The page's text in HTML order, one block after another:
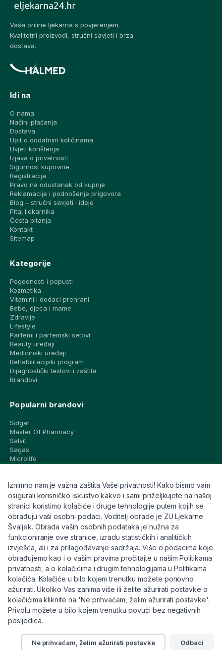
Vaša online ljekarna s povjerenjem.
Kvalitetni proizvodi, stručni savjeti i brza
dostava.
Idi na
O nama
Načini plaćanja
Dostava
Upit o dodatnim količinama
Uvjeti korištenja
Izjava o privatnosti
Sigurnost kupovine
Registracija
Pravo na odustanak od kupnje
Reklamacije i podnošenje prigovora
Blog – stručni savjeti i ideje
Pitaj ljekarnika
Česta pitanja
Kontakt
Sitemap
Kategorije
Pogodnosti i popusti
Kozmetika
Vitamini i dodaci prehrani
Bebe, djeca i mame
Zdravlje
Lifestyle
Parfemi i parfemski setovi
Beauty uređaji
Medicinski uređaji
Rehabilitacijski program
Dijagnostički testovi i zaštita
Brandovi
Popularni brandovi
Solgar
Master Of Pharmacy
Salvit
Sagas
Microlife
CeraVe
Eucerin
Avene
Bioderma
Svi brandovi
Info
Trebate pomoć ili imate pitanja?
+385 91 6191 901
info@eljekarna24.hr
Iznimno nam je važna zaštita Vaše privatnosti! Kako bismo vam
osigurali korisničko iskustvo kakvo i sami priželjkujete na našoj
stranici koristimo kolačiće i druge tehnologije putem kojih se
obrađuju vaši osobni podaci. Voditelj obrade je ZU Ljekarne
Švaljek. Obrada vaših osobnih podataka je nužna za
funkcioniranje ove stranice, izradu statističkih i analitičkih
izvješća, ali i za prilagođavanje sadržaja. Više o podacima koje
obrađujemo kao i o vašim pravima pročitajte u našim Politikama
privatnosti, a o kolačićima i drugim tehnologijama u Politikama
kolačića. Kolačiće u bilo kojem trenutku možete ponovno
ažurirati. Ukoliko Vas zanima više ili želite ažurirati postavke o
kolačićima kliknite na 'Ne prihvaćam, želim ažurirati postavke'.
Privolu možete u bilo kojem trenutku povući bez negativnih
posljedica.
Ne prihvaćam, želim ažurirati postavke Odbaci